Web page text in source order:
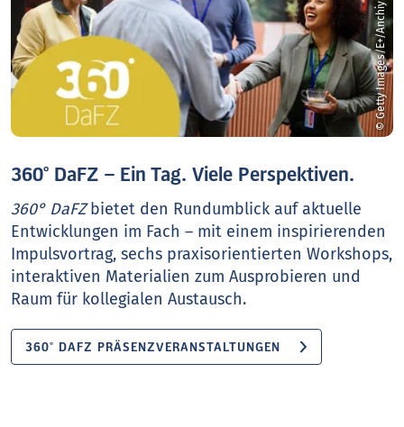
© Getty Images/E+/Anchiy
360° DaFZ – Ein Tag. Viele Perspektiven.
360° DaFZbietet den Rundumblick auf aktuelle
Entwicklungen im Fach – mit einem inspirierenden
Impulsvortrag, sechs praxisorientierten Workshops,
interaktiven Materialien zum Ausprobieren und
Raum für kollegialen Austausch.
360° DAFZ PRÄSENZVERANSTALTUNGEN